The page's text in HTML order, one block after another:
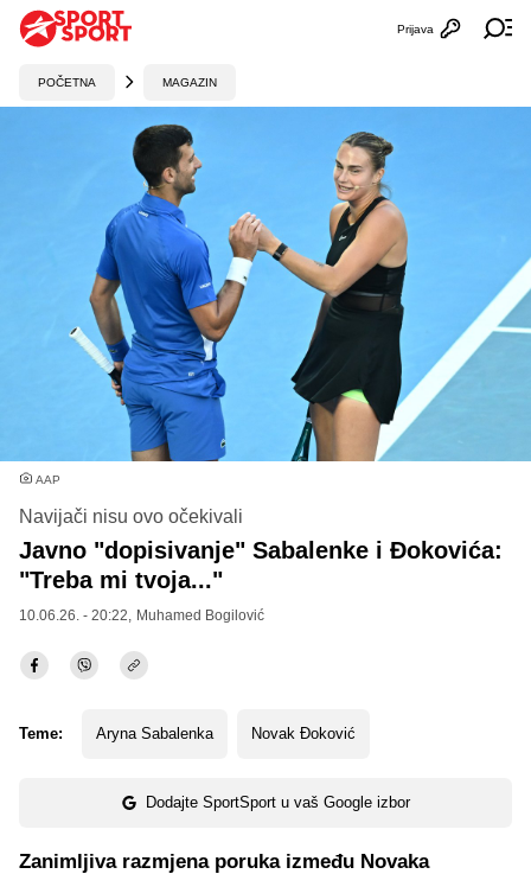
Otvori
Prijava
POČETNA MAGAZIN
AAP
Navijači nisu ovo očekivali
Javno "dopisivanje" Sabalenke i Đokovića:
"Treba mi tvoja..."
10.06.26. - 20:22, Muhamed Bogilović
Teme: Aryna Sabalenka Novak Đoković
Dodajte SportSport u vaš Google izbor
Zanimljiva razmjena poruka između Novaka